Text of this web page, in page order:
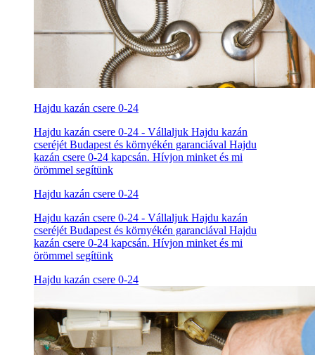
Hajdu kazán csere 0-24
Hajdu kazán csere 0-24 - Vállaljuk Hajdu kazán
cseréjét Budapest és környékén garanciával Hajdu
kazán csere 0-24 kapcsán. Hívjon minket és mi
örömmel segítünk
Hajdu kazán csere 0-24
Hajdu kazán csere 0-24 - Vállaljuk Hajdu kazán
cseréjét Budapest és környékén garanciával Hajdu
kazán csere 0-24 kapcsán. Hívjon minket és mi
örömmel segítünk
Hajdu kazán csere 0-24